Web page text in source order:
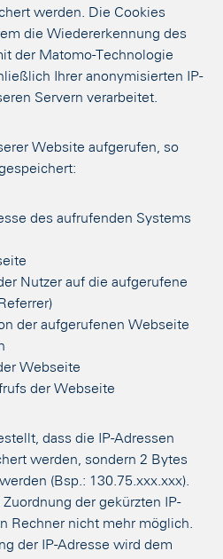
werden. Die Cookies
die Wiedererkennung des
der Matomo-Technologie
Ihrer anonymisierten IP-
Servern verarbeitet.
Website aufgerufen, so
des aufrufenden Systems
Nutzer auf die aufgerufene
der aufgerufenen Webseite
Webseite
der Webseite
dass die IP-Adressen
werden, sondern 2 Bytes
(Bsp.: 130.75.xxx.xxx).
der gekürzten IP-
Rechner nicht mehr möglich.
der IP-Adresse wird dem